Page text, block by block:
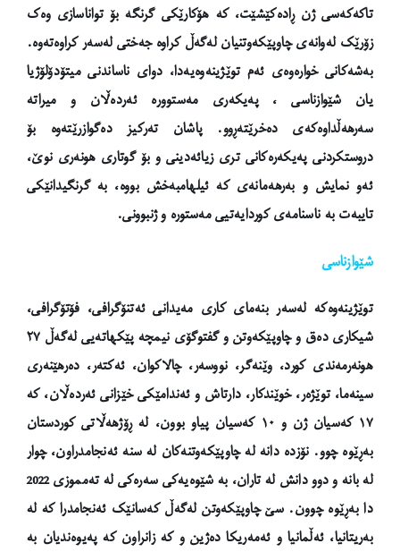
تاکەکەسی ژن ڕادەکێشێت، کە هۆکارێکی گرنگە بۆتواناسازی وەک
زۆرێک لەوانەی چاوپێکەوتنیان لەگەڵ کراوە جەختی لەسەر کراوەتەوە.
بەشەکانی خوارەوەی ئەم توێژینەوەیەدا، دوای ناساندنی میتۆدۆلۆژیا
یان شێوازناسی ، پەیکەری مەستوورە ئەردەڵان و میراتە
سەرهەڵداوەکەی دەخرێتەڕوو. پاشان تەرکیز دەگوازرێتەوە بۆ
دروستکردنی پەیکەرەکانی تریزیائەدینی و بۆ گوتاری هونەری نوێ،
ئەو نمایش و بەرهەمانەی کە ئیلهامبەخش بووە، بە گرنگیدانێکی
تایبەت بە ناسنامەی کوردایەتیی مەستورە و ژنبوونی.
شێوازناسی
توێژینەوەکە لەسەر بنەمای کاری مەیدانی ئەتنۆگرافی، فۆتۆگرافی،
شیکاری دەق و چاوپێکەوتن و گفتوگۆی نیمچە پێکهاتەیی لەگەڵ ٢٧
هونەرمەندی کورد، وێنەگر، نووسەر، چالاکوان، ئەکتەر، دەرهێنەری
سینەما، توێژەر، خوێندکار، دارتاش و ئەندامێکی خێزانی ئەردەڵان، کە
١٧ کەسیان ژن و ١٠ کەسیان پیاو بوون، لە ڕۆژهەڵاتی کوردستان
بەڕێوە چوو. نۆزدە دانە لە چاوپێکەوتنەکان لە سنە ئەنجامدراون، چوار
لە بانە و دوو دانش لە تاران، بە شێوەیەکی سەرەکی لە تەمموزی 2022
دا بەڕێوە چوون. سێ چاوپێکەوتن لەگەڵ کەسانێک ئەنجامدرا کە لە
بەریتانیا، ئەڵمانیا و ئەمەریکا دەژین و کە زانراون کە پەیوەندیان بە